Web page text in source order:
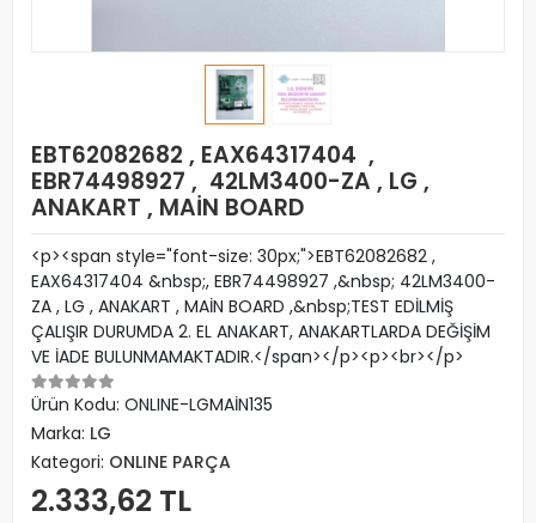
EBT62082682 , EAX64317404 ,
EBR74498927 , 42LM3400-ZA , LG ,
ANAKART , MAİN BOARD
<p><span style="font-size: 30px;">EBT62082682 ,
EAX64317404 &nbsp;, EBR74498927 ,&nbsp; 42LM3400-
ZA , LG , ANAKART , MAİN BOARD ,&nbsp;TEST EDİLMİŞ
ÇALIŞIR DURUMDA 2. EL ANAKART, ANAKARTLARDA DEĞİŞİM
VE İADE BULUNMAMAKTADIR.</span></p><p><br></p>
Ürün Kodu: ONLINE-LGMAİN135
Marka: LG
Kategori: ONLINE PARÇA
2.333,62 TL